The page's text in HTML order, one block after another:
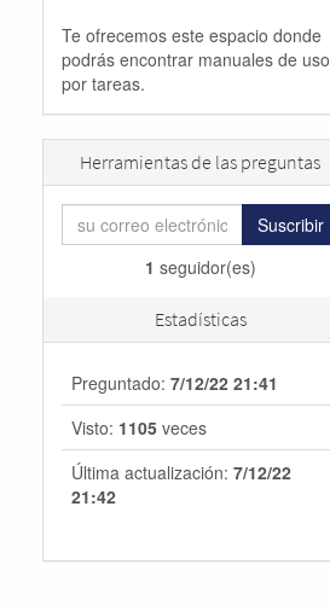
Te ofrecemos este espacio donde
podrás encontrar manuales de uso
por tareas.
Herramientas de las preguntas
Suscribir
1 seguidor(es)
Estadísticas
Preguntado: 7/12/22 21:41
Visto: 1105 veces
Última actualización: 7/12/22
21:42